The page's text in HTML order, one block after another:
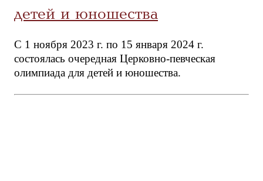
детей и юношества
С 1 ноября 2023 г. по 15 января 2024 г.
состоялась очередная Церковно-певческая
олимпиада для детей и юношества.